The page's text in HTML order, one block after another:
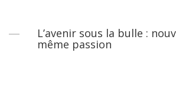
L’avenir sous la bulle :
même passion